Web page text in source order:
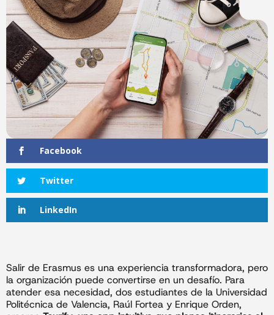
Facebook
Twitter
LinkedIn
Salir de Erasmus es una experiencia transformadora, pero
la organización puede convertirse en un desafío. Para
atender esa necesidad, dos estudiantes de la Universidad
Politécnica de Valencia, Raúl Fortea y Enrique Orden,